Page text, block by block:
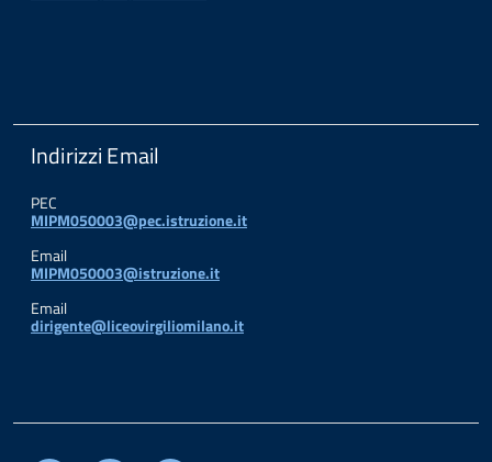
Indirizzi Email
PEC
MIPM050003@pec.istruzione.it
Email
MIPM050003@istruzione.it
Email
dirigente@liceovirgiliomilano.it